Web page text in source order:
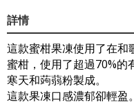
詳情
這款蜜柑果凍使用了在和
蜜柑，使用了超過70%的
寒天和蒟蒻粉製成。
這款果凍口感濃郁卻輕盈